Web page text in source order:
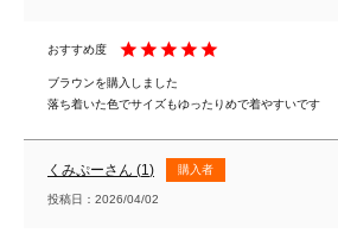
ブラウンを購入しました
落ち着いた色でサイズもゆったりめで着やすいです
くみぷー 1 購入者
投稿日 2026/04/02